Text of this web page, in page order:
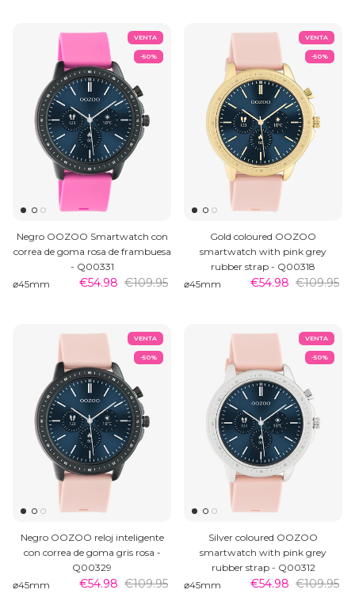
VENTA
-50%
Negro OOZOO Smartwatch con
correa de goma rosa de frambuesa
- Q00331
⌀45mm
€54.98 €109.95
VENTA
-50%
Gold coloured OOZOO
smartwatch with pink grey
rubber strap - Q00318
⌀45mm
€54.98 €109.95
VENTA
-50%
Negro OOZOO reloj inteligente
con correa de goma gris rosa -
Q00329
⌀45mm
€54.98 €109.95
VENTA
-50%
Silver coloured OOZOO
smartwatch with pink grey
rubber strap - Q00312
⌀45mm
€54.98 €109.95